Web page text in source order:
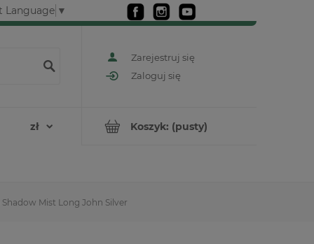
Language ▼
Zarejestruj się
Zaloguj się
Koszyk: (pusty)
Shadow Mist Long John Silver